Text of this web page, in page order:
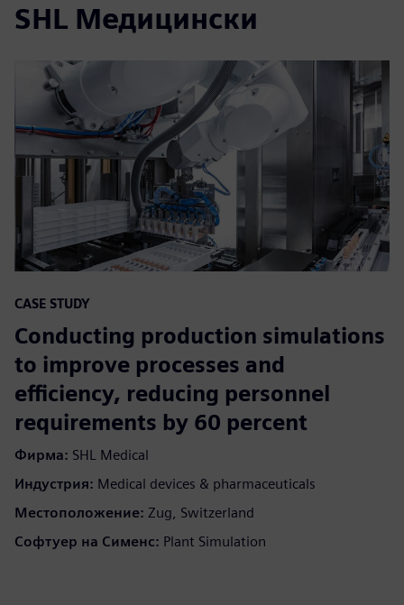
SHL Медицински
CASE STUDY
Conducting production simulations
to improve processes and
efficiency, reducing personnel
requirements by 60 percent
Фирма: SHL Medical
Индустрия: Medical devices & pharmaceuticals
Местоположение: Zug, Switzerland
Софтуер на Сименс: Plant Simulation